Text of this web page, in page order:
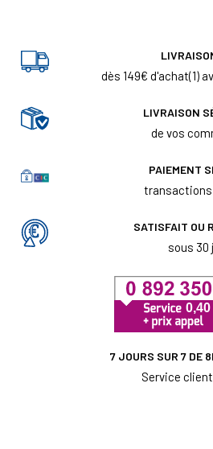
dès 149€ d'achat(1)
LIVRAISON
de vos
PAIEMENT
SATISFAIT OU
sous 30
7 JOURS SUR 7 DE
Service